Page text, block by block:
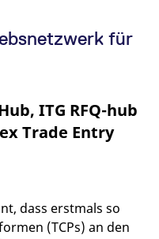
für
ITG RFQ-hub
Trade Entry
dass erstmals so
(TCPs) an den
Session
Session